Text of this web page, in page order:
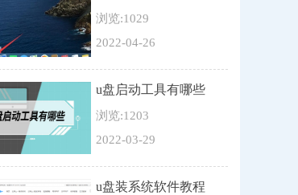
浏览:1029
2022-04-26
u盘启动工具有哪些
浏览:1203
2022-03-29
u盘装系统软件教程